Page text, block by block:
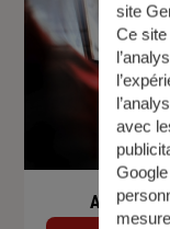
site
Ce
avec